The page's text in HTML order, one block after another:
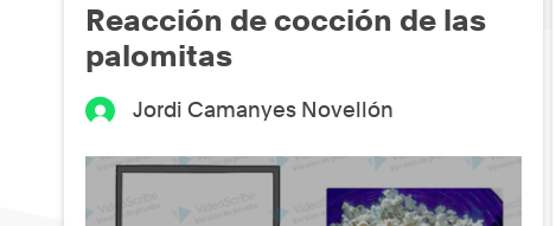
Reacción de cocción de las
palomitas
Jordi Camanyes Novellón